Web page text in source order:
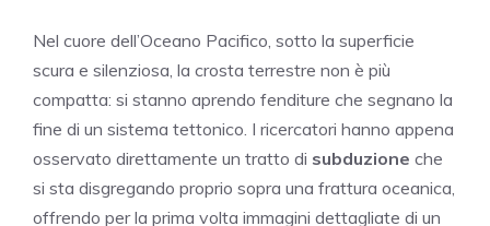
Nel cuore dell’Oceano Pacifico, sotto la superficie
scura e silenziosa, la crosta terrestre non è più
compatta: si stanno aprendo fenditure che segnano la
fine di un sistema tettonico. I ricercatori hanno appena
osservato direttamente un tratto di subduzione che
si sta disgregando proprio sopra una frattura oceanica,
offrendo per la prima volta immagini dettagliate di un